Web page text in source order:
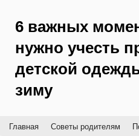
6 важных
нужно учесть
детской
зиму
Главная Советы родителям